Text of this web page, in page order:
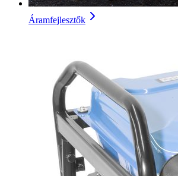
Áramfejlesztők